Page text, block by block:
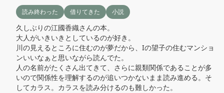
読み終わった 借りてきた 小説
久しぶりの江國香織さんの本。
大人がいきいきとしているのが好き。
川の見えるところに住むのが夢だから、Iの望子の住むマンショ
ンいいなぁと思いながら読んでた。
人の名前がたくさん出てきて、さらに親類関係であることが多
いので関係性を理解するのが追いつかないまま読み進める。そ
してカラス。カラスを読み分けるのも難しかった。